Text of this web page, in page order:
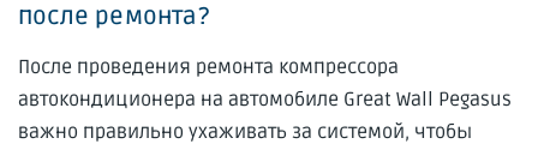
после ремонта?
После проведения ремонта компрессора
автокондиционера на автомобиле Great Wall Pegasus
важно правильно ухаживать за системой, чтобы